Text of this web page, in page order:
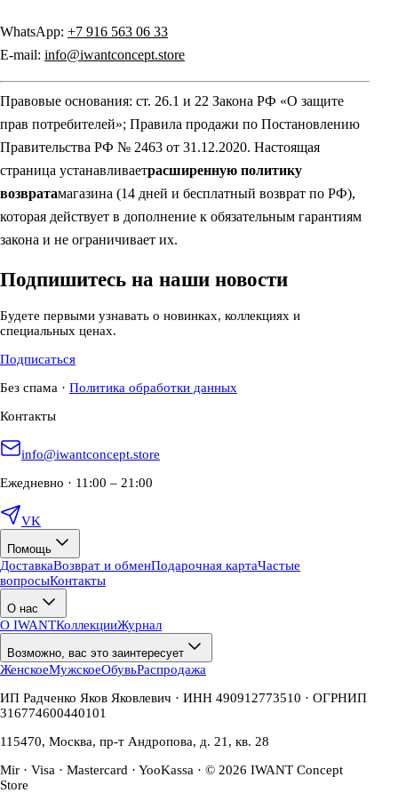
WhatsApp: +7 916 563 06 33
E-mail: info@iwantconcept.store
Правовые основания: ст. 26.1 и 22 Закона РФ «О защите
прав потребителей»; Правила продажи по Постановлению
Правительства РФ № 2463 от 31.12.2020. Настоящая
страница устанавливаетрасширенную политику
возвратамагазина (14 дней и бесплатный возврат по РФ),
которая действует в дополнение к обязательным гарантиям
закона и не ограничивает их.
Подпишитесь на наши новости
Будете первыми узнавать о новинках, коллекциях и
специальных ценах.
Подписаться
Без спама · Политика обработки данных
Контакты
info@iwantconcept.store
Ежедневно · 11:00 – 21:00
VK
Помощь
ДоставкаВозврат и обменПодарочная картаЧастые
вопросыКонтакты
О нас
О IWANTКоллекцииЖурнал
Возможно, вас это заинтересует
ЖенскоеМужскоеОбувьРаспродажа
ИП Радченко Яков Яковлевич · ИНН 490912773510 · ОГРНИП
316774600440101
115470, Москва, пр-т Андропова, д. 21, кв. 28
Mir · Visa · Mastercard · YooKassa · © 2026 IWANT Concept
Store